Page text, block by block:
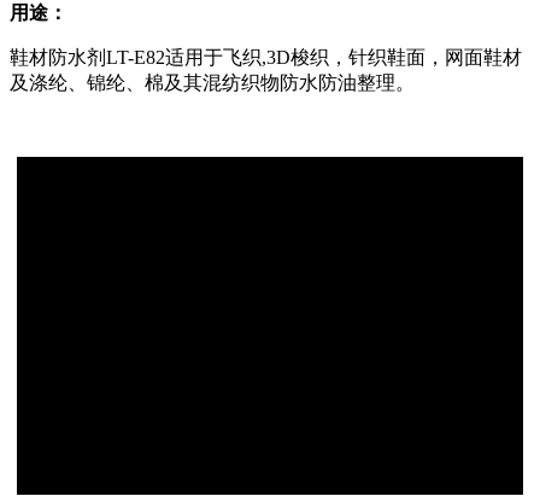
用途：
鞋材防水剂LT-E82适用于飞织,3D梭织，针织鞋面，网面鞋材
及涤纶、锦纶、棉及其混纺织物防水防油整理。